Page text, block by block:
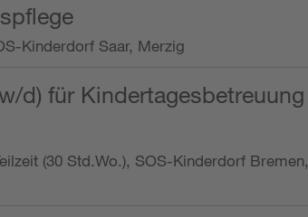
Kinderdorf Saar, Merzig
d) für Kindertagesbetreuung
(30 Std.Wo.), SOS-Kinderdorf Bremen,